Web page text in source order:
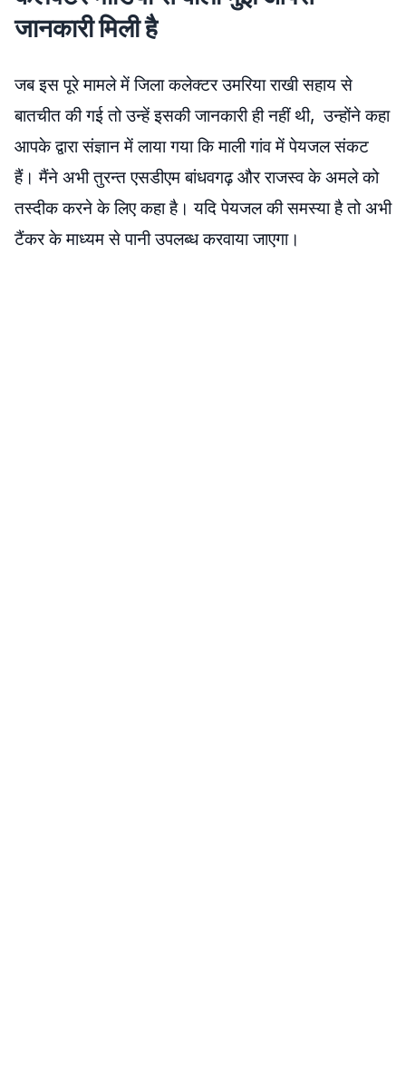
जानकारी मिली है
जब इस पूरे मामले में जिला कलेक्टर उमरिया राखी सहाय से
बातचीत की गई तो उन्हें इसकी जानकारी ही नहीं थी, उन्होंने कहा
आपके द्वारा संज्ञान में लाया गया कि माली गांव में पेयजल संकट
हैं। मैंने अभी तुरन्त एसडीएम बांधवगढ़ और राजस्व के अमले को
तस्दीक करने के लिए कहा है। यदि पेयजल की समस्या है तो अभी
टैंकर के माध्यम से पानी उपलब्ध करवाया जाएगा।